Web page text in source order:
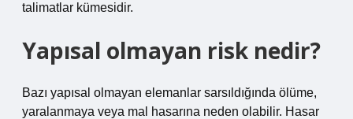
talimatlar kümesidir.
Yapısal olmayan risk nedir?
Bazı yapısal olmayan elemanlar sarsıldığında ölüme,
yaralanmaya veya mal hasarına neden olabilir. Hasar